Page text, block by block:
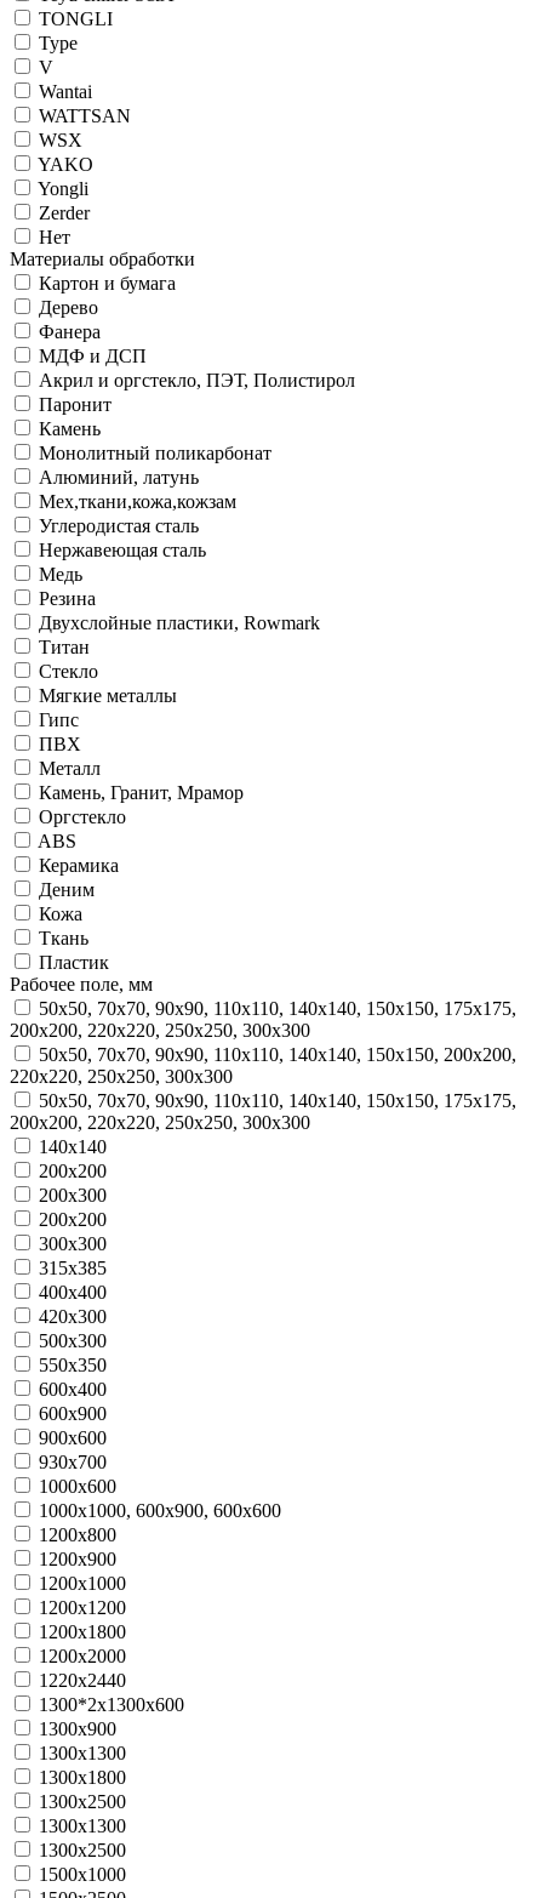
TONGLI
Type
V
Wantai
WATTSAN
WSX
YAKO
Yongli
Zerder
Нет
Материалы обработки
Картон и бумага
Дерево
Фанера
МДФ и ДСП
Акрил и оргстекло, ПЭТ, Полистирол
Паронит
Камень
Монолитный поликарбонат
Алюминий, латунь
Мех,ткани,кожа,кожзам
Углеродистая сталь
Нержавеющая сталь
Медь
Резина
Двухслойные пластики, Rowmark
Титан
Стекло
Мягкие металлы
Гипс
ПВХ
Металл
Камень, Гранит, Мрамор
Оргстекло
ABS
Керамика
Деним
Кожа
Ткань
Пластик
Рабочее поле, мм
50х50, 70х70, 90х90, 110x110, 140х140, 150х150, 175х175,
200x200, 220х220, 250х250, 300x300
50х50, 70х70, 90х90, 110x110, 140х140, 150х150, 200x200,
220х220, 250х250, 300x300
50х50, 70х70, 90х90, 110х110, 140х140, 150х150, 175х175,
200х200, 220х220, 250х250, 300х300
140х140
200x200
200x300
200х200
300x300
315x385
400x400
420x300
500x300
550x350
600x400
600x900
900x600
930x700
1000x600
1000x1000, 600x900, 600х600
1200x800
1200x900
1200x1000
1200x1200
1200x1800
1200x2000
1220x2440
1300*2x1300x600
1300x900
1300x1300
1300x1800
1300x2500
1300х1300
1300х2500
1500x1000